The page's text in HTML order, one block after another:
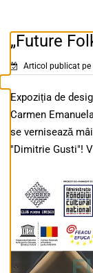
„Future
Articol publicat pe
Expoziția de
Carmen
se vernisează
"Dimitrie Gusti"!